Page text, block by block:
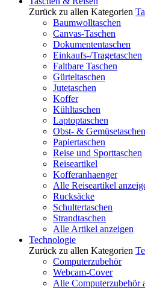
Zurück zu allen Kategorien
Baumwolltaschen
Canvas-Taschen
Dokumententaschen
Einkaufs-/Tragetaschen
Faltbare Taschen
Gürteltaschen
Jutetaschen
Koffer
Kühltaschen
Laptoptaschen
Obst- & Gemüsetaschen
Papiertaschen
Reise und Sporttaschen
Reiseartikel
Kofferanhaenger
Alle Reiseartikel
Rucksäcke
Schultertaschen
Strandtaschen
Alle Artikel anzeigen
Technologie
Zurück zu allen Kategorien
Computerzubehör
Webcam-Cover
Alle Computerzubehör